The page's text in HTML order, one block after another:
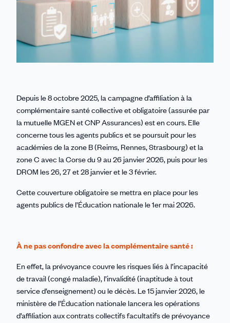
Depuis le 8 octobre 2025, la campagne d’affiliation à la
complémentaire santé collective et obligatoire (assurée par
la mutuelle MGEN et CNP Assurances) est en cours. Elle
concerne tous les agents publics et se poursuit pour les
académies de la zone B (Reims, Rennes, Strasbourg) et la
zone C avec la Corse du 9 au 26 janvier 2026, puis pour les
DROM les 26, 27 et 28 janvier et le 3 février.
Cette couverture obligatoire se mettra en place pour les
agents publics de l’Éducation nationale le 1er mai 2026.
À ne pas confondre avec la complémentaire santé :
En effet, la prévoyance couvre les risques liés à l’incapacité
de travail (congé maladie), l’invalidité (inaptitude à tout
service d’enseignement) ou le décès. Le 15 janvier 2026, le
ministère de l’Éducation nationale lancera les opérations
d’affiliation aux contrats collectifs facultatifs de prévoyance